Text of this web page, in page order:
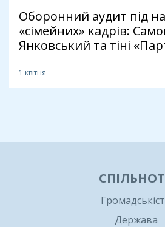
Оборонний аудит під
«сімейних» кадрів:
Янковський та тіні
1 квітня
Держава